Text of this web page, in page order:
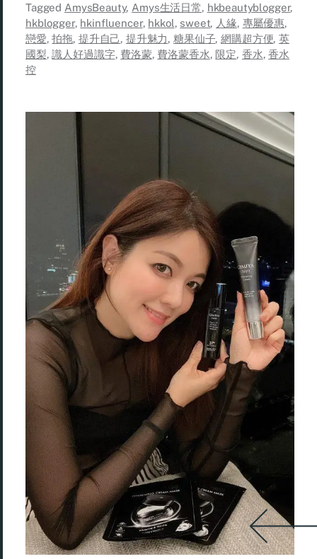
Tagged AmysBeauty, Amys生活日常, hkbeautyblogger,
hkblogger, hkinfluencer, hkkol, sweet, 人緣, 專屬優惠,
戀愛,拍拖, 提升自己, 提升魅力,糖果仙子,網購超方便,英
國梨,識人好過識字, 費洛蒙, 費洛蒙香水, 限定, 香水,香水
控